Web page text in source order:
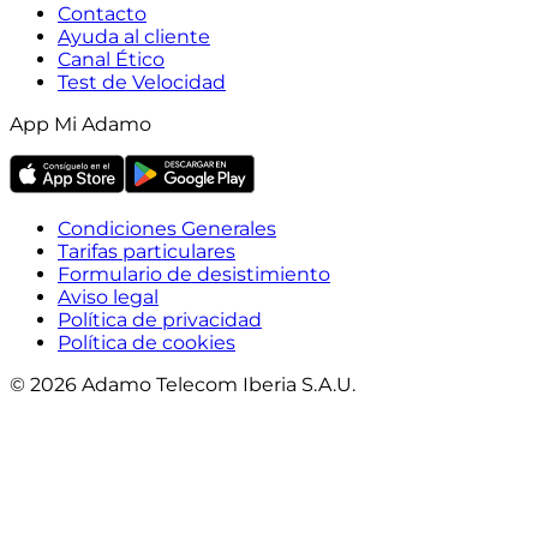
Contacto
Ayuda al cliente
Canal Ético
Test de Velocidad
App Mi Adamo
Condiciones Generales
Tarifas particulares
Formulario de desistimiento
Aviso legal
Política de privacidad
Política de cookies
© 2026 Adamo Telecom Iberia S.A.U.